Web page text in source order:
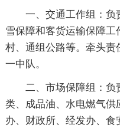
一、交通工作组：负
雪保障和客货运输保障
村、通组公路等。牵头
一中队。
二、市场保障组：负
类、成品油、水电燃气
办、财政所、经发办、食